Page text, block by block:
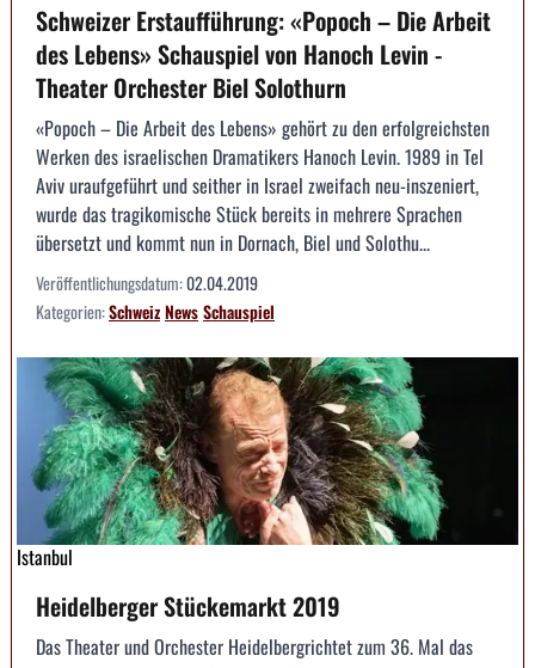
Schweizer Erstaufführung: «Popoch – Die Arbeit
des Lebens» Schauspiel von Hanoch Levin -
Theater Orchester Biel Solothurn
«Popoch – Die Arbeit des Lebens» gehört zu den erfolgreichsten
Werken des israelischen Dramatikers Hanoch Levin. 1989 in Tel
Aviv uraufgeführt und seither in Israel zweifach neu-inszeniert,
wurde das tragikomische Stück bereits in mehrere Sprachen
übersetzt und kommt nun in Dornach, Biel und Solothu...
Veröffentlichungsdatum:02.04.2019
Kategorien:SchweizNewsSchauspiel
Istanbul
Heidelberger Stückemarkt 2019
Das Theater und Orchester Heidelbergrichtet zum 36. Mal das